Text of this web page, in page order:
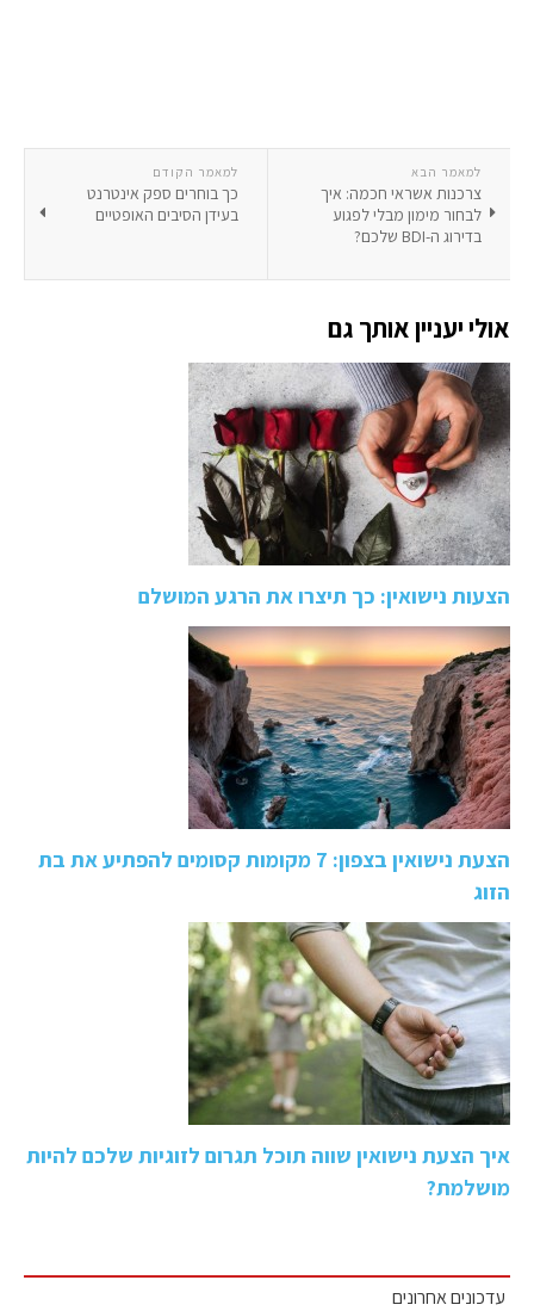
למאמר הקודם
כך בוחרים ספק אינטרנט
בעידן הסיבים האופטיים
למאמר הבא
צרכנות אשראי חכמה: איך
לבחור מימון מבלי לפגוע
בדירוג ה-BDI שלכם?
אולי יעניין אותך גם
הצעות נישואין: כך תיצרו את הרגע המושלם
הצעת נישואין בצפון: 7 מקומות קסומים להפתיע את בת
הזוג
איך הצעת נישואין שווה תוכל תגרום לזוגיות שלכם להיות
מושלמת?
עדכונים אחרונים